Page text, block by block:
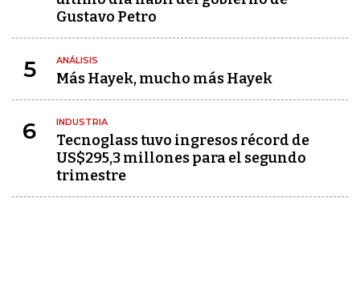
Gustavo Petro
5 ANÁLISIS
Más Hayek, mucho más Hayek
6 INDUSTRIA
Tecnoglass tuvo ingresos récord de
US$295,3 millones para el segundo
trimestre